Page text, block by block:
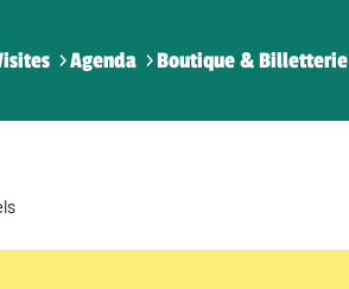
Agenda Boutique & Billetterie